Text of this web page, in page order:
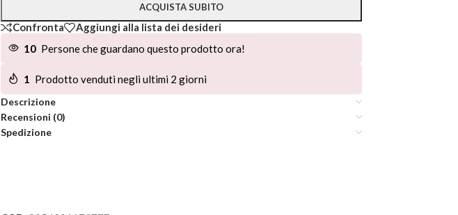
ACQUISTA SUBITO
Confronta
Aggiungi alla lista dei desideri
10 Persone che guardano questo prodotto ora!
1 Prodotto venduti negli ultimi 2 giorni
Descrizione
Recensioni (0)
Spedizione